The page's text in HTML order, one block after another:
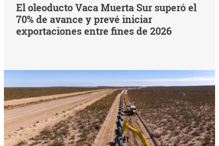
El oleoducto Vaca Muerta Sur superó el
70% de avance y prevé iniciar
exportaciones entre fines de 2026